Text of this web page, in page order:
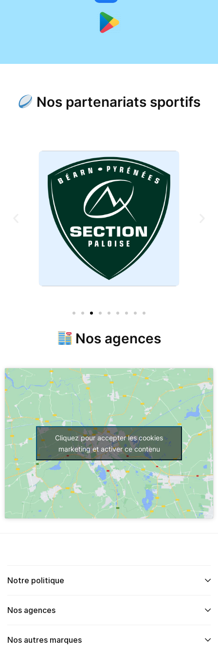
Nos partenariats sportifs
Nos agences
Cliquez pour accepter les cookies
marketing et activer ce contenu
Notre politique
Nos agences
Nos autres marques